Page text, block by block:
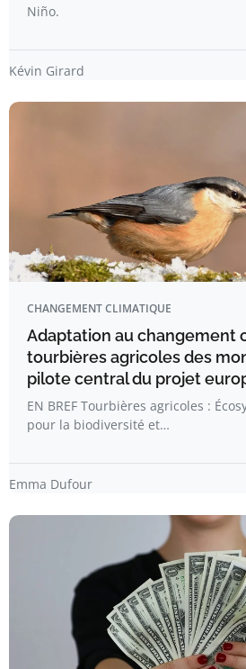
Niño.
Kévin Girard
CHANGEMENT CLIMATIQUE
Adaptation au changement
tourbières agricoles des
pilote central du projet
EN BREF Tourbières agricoles :
pour la biodiversité et…
Emma Dufour